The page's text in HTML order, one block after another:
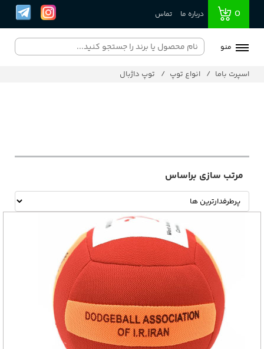
0 درباره ما تماس
منو
اسپرت باما انواع توپ توپ داژبال
مرتب سازی براساس